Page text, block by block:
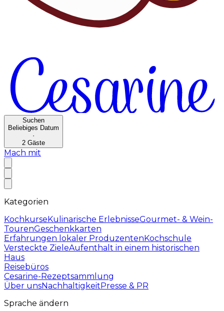
Suchen
Beliebiges Datum
·
2 Gäste
Mach mit
Kategorien
KochkurseKulinarische ErlebnisseGourmet- & Wein-
TourenGeschenkkarten
Erfahrungen lokaler ProduzentenKochschule
Versteckte ZieleAufenthalt in einem historischen
Haus
Reisebüros
Cesarine-Rezeptsammlung
Über unsNachhaltigkeitPresse & PR
Sprache ändern